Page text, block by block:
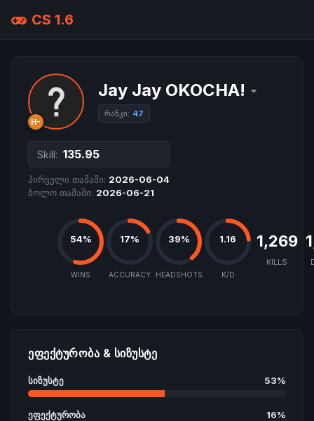
CS 1.6
H-
Jay Jay OKOCHA!
რანკი: 47
Skill: 135.95
პირველი თამაში: 2026-06-04
ბოლო თამაში: 2026-06-21
54%
WINS
17%
ACCURACY
39%
HEADSHOTS
1.16
K/D
1,269
KILLS
ᲔᲤᲔᲥᲢᲣᲠᲝᲑᲐ & ᲡᲘᲖᲣᲡᲢᲔ
სიზუსტე 53%
ეფექტურობა 16%